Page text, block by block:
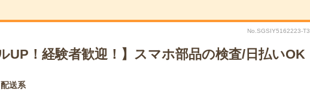
No.SGSIY5162223-T3
UP！経験者歓迎！】スマホ部品の検査/日払いOK
送系